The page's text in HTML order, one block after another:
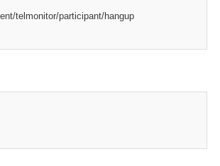
telmonitor/participant/hangup